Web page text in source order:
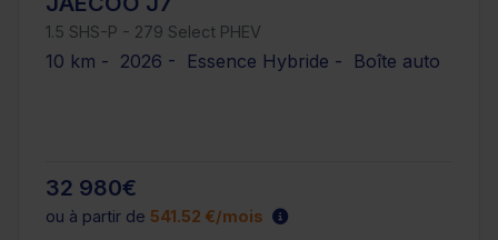
1.5 SHS-P - 279 Select PHEV
10 km - 2026 - Essence Hybride - Boîte auto
32 980€
ou à partir de 541.52 €/mois